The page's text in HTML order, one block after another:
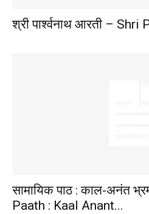
श्री पार्श्वनाथ आरती –
सामायिक पाठ : काल-अनंत
Paath : Kaal Anant...